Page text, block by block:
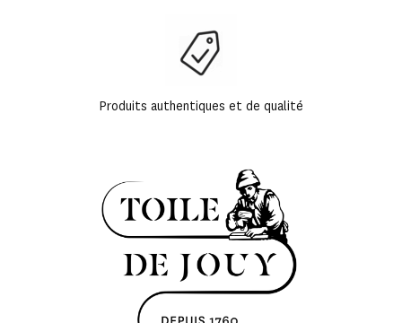
Produits authentiques et de qualité